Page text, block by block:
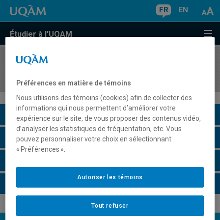
FR EN
Étudier à l'UQAM
COURS//
Description du cours
Horaire - Été 2026
Préférences en matière de témoins
Nous utilisons des témoins (cookies) afin de collecter des
informations qui nous permettent d’améliorer votre
expérience sur le site, de vous proposer des contenus vidéo,
d’analyser les statistiques de fréquentation, etc. Vous
pouvez personnaliser votre choix en sélectionnant
« Préférences ».
Tout refuser
Autoriser les témoins